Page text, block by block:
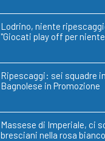
Lodrino, niente
"Giocati play off per
Ripescaggi: sei squadre
Bagnolese in Promozione
Massese di Imperiale, ci
bresciani nella rosa